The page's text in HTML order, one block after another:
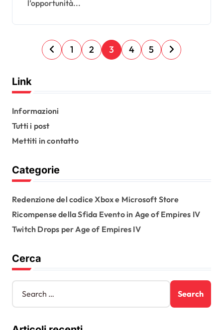
l’opportunità...
P
o
t
s
p
a
i
n
a
t
n
1 2 3 4 5
Link
Informazioni
Tutti i post
Mettiti in contatto
Categorie
Redenzione del codice Xbox e Microsoft Store
Ricompense della Sfida Evento in Age of Empires IV
Twitch Drops per Age of Empires IV
Cerca
S
a